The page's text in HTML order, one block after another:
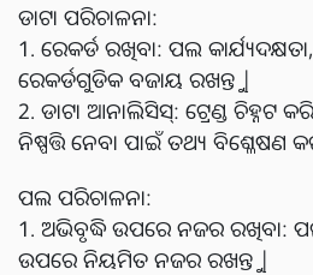
ଡାଟା ପରିଚାଳନା:
1. ରେକର୍ଡ ରଖିବା: ପଲ କାର୍ଯ୍ୟଦକ୍ଷତା,
ରେକର୍ଡଗୁଡିକ ବଜାୟ ରଖନ୍ତୁ |
2. ଡାଟା ଆନାଲିସିସ୍: ଟ୍ରେଣ୍ଡ ଚିହ୍ନଟ
ନିଷ୍ପତ୍ତି ନେବା ପାଇଁ ତଥ୍ୟ ବିଶ୍ଳେଷଣ
ପଲ ପରିଚାଳନା:
1. ଅଭିବୃଦ୍ଧି ଉପରେ ନଜର ରଖିବା:
ଉପରେ ନିୟମିତ ନଜର ରଖନ୍ତୁ |